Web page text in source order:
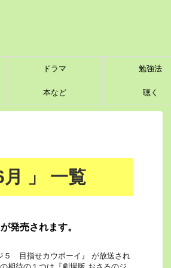
ドラマ 勉強法
本など 聴く
月 」 一覧
発売されます。
５ 目指せカウボーイ』 が放送され